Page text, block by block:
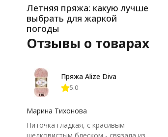
Летняя пряжа: какую лучше
выбрать для жаркой
погоды
Отзывы о товарах
Пряжа Alize Diva
5.0
Марина Тихонова
Ниточка гладкая, с красивым
шелковистым блеском - связала из